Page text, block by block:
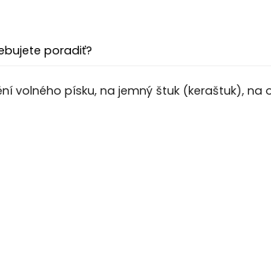
poradiť?
volného písku, na jemný štuk (keraštuk),